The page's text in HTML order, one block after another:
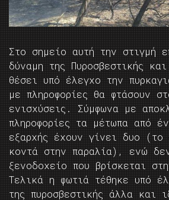
Στο σημείο αυτή την στιγμή
δύναμη της Πυροσβεστικής
θέσει υπό έλεγχο την
με πληροφορίες θα φτάσουν
ενισχύσεις. Σύμφωνα με
πληροφορίες τα μέτωπα από
εξαρχής έχουν γίνει δυο (το
κοντά στην παραλία), ενώ
ξενοδοχείο που βρίσκεται
Τελικά η φωτιά τέθηκε υπό
της πυροσβεστικής άλλα και